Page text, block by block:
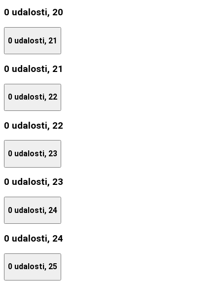
0 udalosti, 20
0 udalosti, 21
0 udalosti, 21
0 udalosti, 22
0 udalosti, 22
0 udalosti, 23
0 udalosti, 23
0 udalosti, 24
0 udalosti, 24
0 udalosti, 25